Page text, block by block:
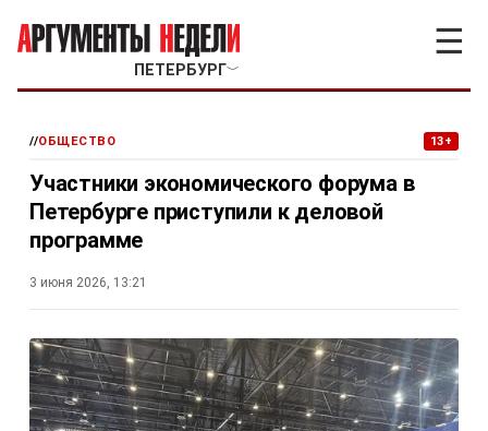
ПЕТЕРБУРГ﹀
☰
//ОБЩЕСТВО 13+
Участники экономического форума в
Петербурге приступили к деловой
программе
3 июня 2026, 13:21